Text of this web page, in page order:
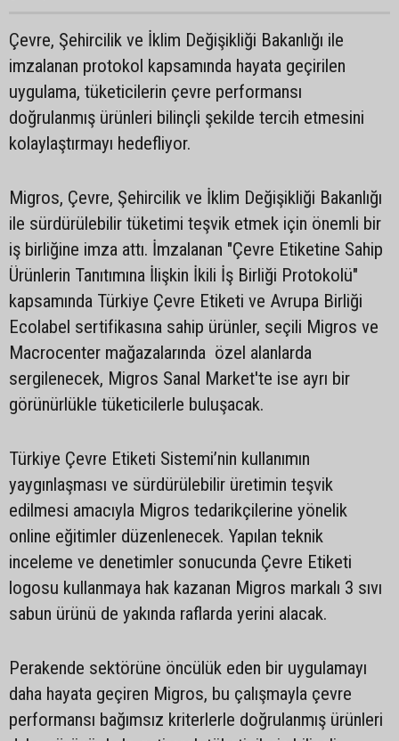
Çevre, Şehircilik ve İklim Değişikliği Bakanlığı ile
imzalanan protokol kapsamında hayata geçirilen
uygulama, tüketicilerin çevre performansı
doğrulanmış ürünleri bilinçli şekilde tercih etmesini
kolaylaştırmayı hedefliyor.
Migros, Çevre, Şehircilik ve İklim Değişikliği Bakanlığı
ile sürdürülebilir tüketimi teşvik etmek için önemli bir
iş birliğine imza attı. İmzalanan "Çevre Etiketine Sahip
Ürünlerin Tanıtımına İlişkin İkili İş Birliği Protokolü"
kapsamında Türkiye Çevre Etiketi ve Avrupa Birliği
Ecolabel sertifikasına sahip ürünler, seçili Migros ve
Macrocenter mağazalarında özel alanlarda
sergilenecek, Migros Sanal Market'te ise ayrı bir
görünürlükle tüketicilerle buluşacak.
Türkiye Çevre Etiketi Sistemi’nin kullanımın
yaygınlaşması ve sürdürülebilir üretimin teşvik
edilmesi amacıyla Migros tedarikçilerine yönelik
online eğitimler düzenlenecek. Yapılan teknik
inceleme ve denetimler sonucunda Çevre Etiketi
logosu kullanmaya hak kazanan Migros markalı 3 sıvı
sabun ürünü de yakında raflarda yerini alacak.
Perakende sektörüne öncülük eden bir uygulamayı
daha hayata geçiren Migros, bu çalışmayla çevre
performansı bağımsız kriterlerle doğrulanmış ürünleri